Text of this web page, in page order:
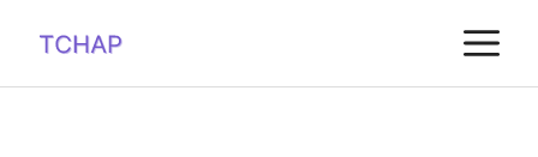
contenu